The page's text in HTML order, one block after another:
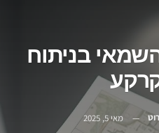
בניתוח
מאי 5, 2025